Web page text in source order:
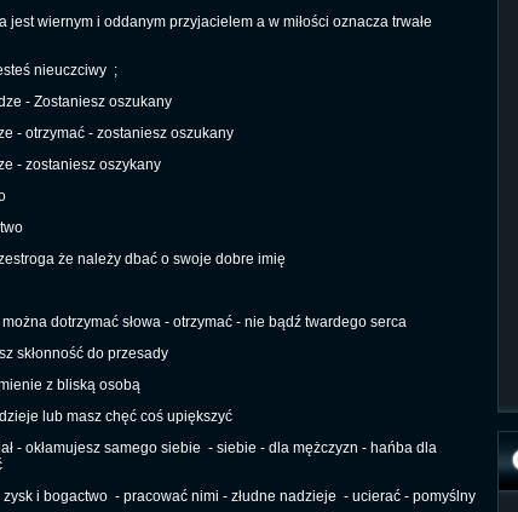
jest wiernym i oddanym przyjacielem a w miłości oznacza trwałe
nieuczciwy ;
- Zostaniesz oszukany
- otrzymać - zostaniesz oszukany
- zostaniesz oszykany
że należy dbać o swoje dobre imię
dotrzymać słowa - otrzymać - nie bądź twardego serca
skłonność do przesady
z bliską osobą
lub masz chęć coś upiększyć
- okłamujesz samego siebie - siebie - dla mężczyzn - hańba dla
i bogactwo - pracować nimi - złudne nadzieje - ucierać - pomyślny